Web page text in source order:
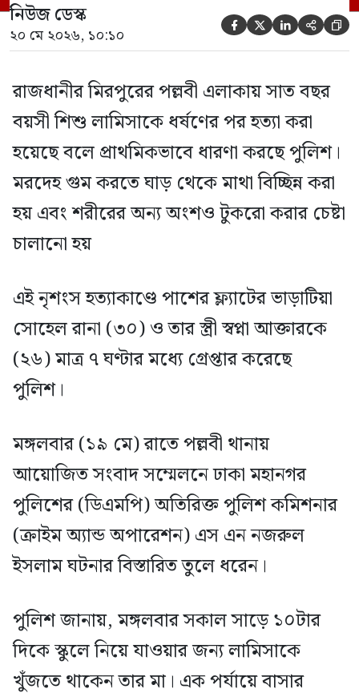
নিউজ ডেস্ক
২০ মে ২০২৬, ১০:১০     
রাজধানীর মিরপুরের পল্লবী এলাকায় সাত বছর
বয়সী শিশু লামিসাকে ধর্ষণের পর হত্যা করা
হয়েছে বলে প্রাথমিকভাবে ধারণা করছে পুলিশ।
মরদেহ গুম করতে ঘাড় থেকে মাথা বিচ্ছিন্ন করা
হয় এবং শরীরের অন্য অংশও টুকরো করার চেষ্টা
চালানো হয়
এই নৃশংস হত্যাকাণ্ডে পাশের ফ্ল্যাটের ভাড়াটিয়া
সোহেল রানা (৩০) ও তার স্ত্রী স্বপ্না আক্তারকে
(২৬) মাত্র ৭ ঘণ্টার মধ্যে গ্রেপ্তার করেছে
পুলিশ।
মঙ্গলবার (১৯ মে) রাতে পল্লবী থানায়
আয়োজিত সংবাদ সম্মেলনে ঢাকা মহানগর
পুলিশের (ডিএমপি) অতিরিক্ত পুলিশ কমিশনার
(ক্রাইম অ্যান্ড অপারেশন) এস এন নজরুল
ইসলাম ঘটনার বিস্তারিত তুলে ধরেন।
পুলিশ জানায়, মঙ্গলবার সকাল সাড়ে ১০টার
দিকে স্কুলে নিয়ে যাওয়ার জন্য লামিসাকে
খুঁজতে থাকেন তার মা। এক পর্যায়ে বাসার